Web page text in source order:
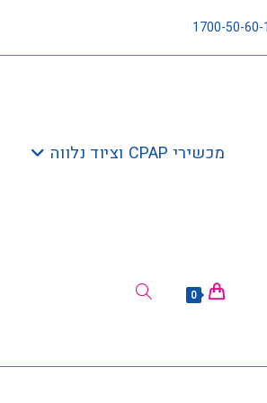
מכשירי CPAP וציוד נלווה
0